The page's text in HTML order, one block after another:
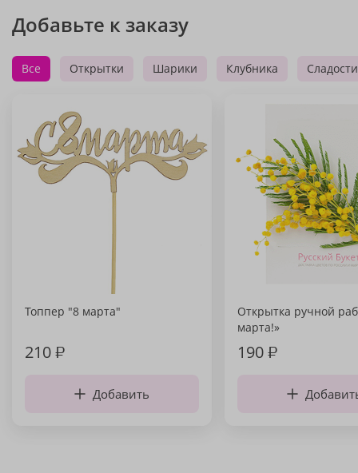
Добавьте к заказу
Все Открытки Шарики Клубника Сладости
Топпер "8 марта"
210₽
Добавить
Открытка ручной
марта!»
190₽